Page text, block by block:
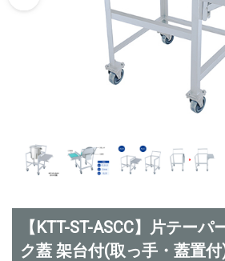
【KTT-ST-ASCC】片テーパ
ク蓋 架台付(取っ手・蓋置